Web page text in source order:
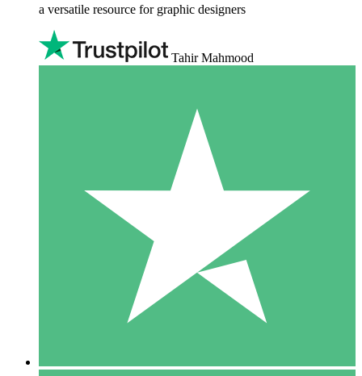
a versatile resource for graphic designers
Tahir Mahmood